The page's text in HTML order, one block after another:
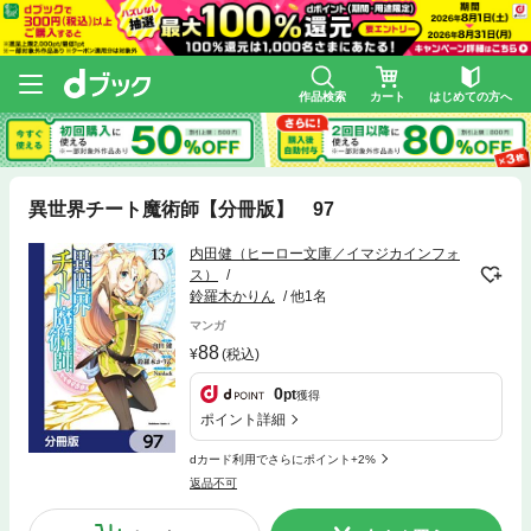
作品検索 カート はじめての方へ
異世界チート魔術師【分冊版】 97
内田健（ヒーロー文庫／イマジカインフォ
ス）
鈴羅木かりん
他1名
マンガ
88(税込)
0pt獲得
ポイント詳細
dカード利用でさらにポイント+2%
返品不可